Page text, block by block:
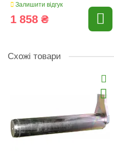
Залишити відгук
1 858 ₴
Схожі товари